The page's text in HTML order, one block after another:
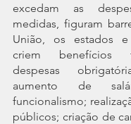
excedam as
medidas, figuram
União, os estados
criem benefícios
despesas
aumento de
funcionalismo;
públicos; criação de